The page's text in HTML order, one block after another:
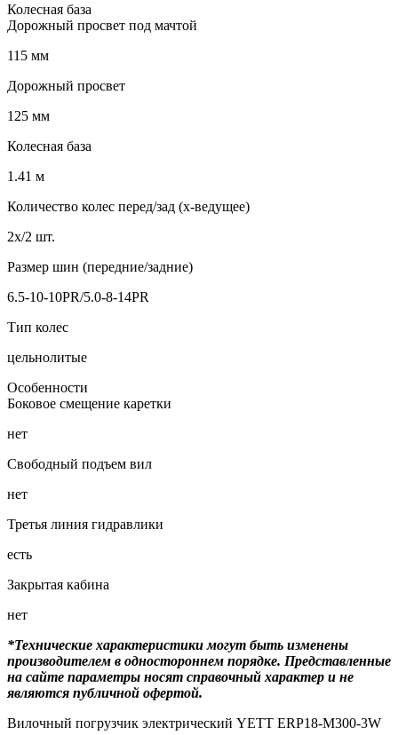
Колесная база
Дорожный просвет под мачтой
115 мм
Дорожный просвет
125 мм
Колесная база
1.41 м
Количество колес перед/зад (x-ведущее)
2x/2 шт.
Размер шин (передние/задние)
6.5-10-10PR/5.0-8-14PR
Тип колес
цельнолитые
Особенности
Боковое смещение каретки
нет
Свободный подъем вил
нет
Третья линия гидравлики
есть
Закрытая кабина
нет
*Технические характеристики могут быть изменены
производителем в одностороннем порядке. Представленные
на сайте параметры носят справочный характер и не
являются публичной офертой.
Вилочный погрузчик электрический YETT ERP18-M300-3W